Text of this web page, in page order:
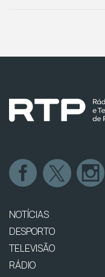
NOTÍCIAS
DESPORTO
TELEVISÃO
RÁDIO